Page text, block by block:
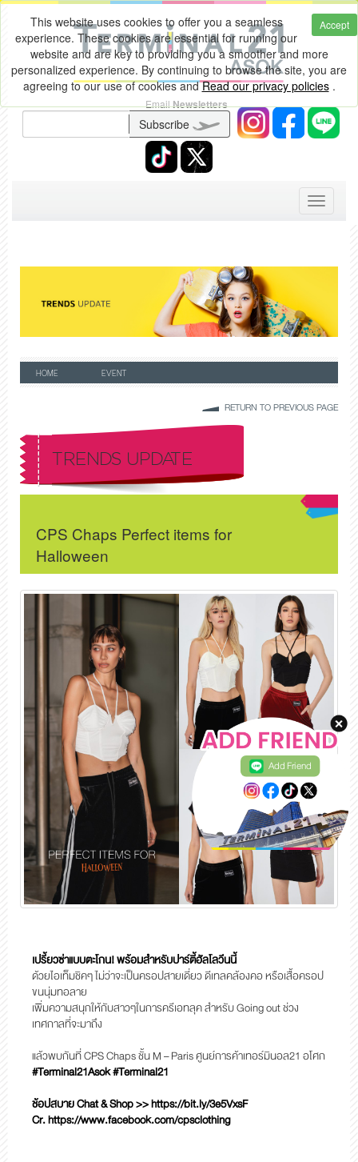
Accept
This website uses cookies to offer you a seamless
experience. These cookies are essential for running our
website and are key to providing you a smoother and more
personalized experience. By continuing to browse the site, you are
agreeing to our use of cookies andRead our privacy policies.
EmailNewsletters
Subscribe
Toggle
HOME EVENT
RETURN TO PREVIOUS PAGE
TRENDS UPDATE
CPS Chaps Perfect items for
Halloween
เปรี้ยวซ่าแบบตะโกน! พร้อมสำหรับปาร์ตี้ฮัลโลวีนนี้
ด้วยไอเท็มชิคๆ ไม่ว่าจะเป็นครอปสายเดี่ยว ดีเทลคล้องคอ หรือเสื้อครอป
ขนนุ่มทอลาย
เพิ่มความสนุกให้กับสาวๆในการครีเอทลุค สำหรับ Going out ช่วง
เทศกาลที่จะมาถึง
แล้วพบกันที่ CPS Chaps ชั้น M – Paris ศูนย์การค้าเทอร์มินอล21 อโศก
#Terminal21Asok #Terminal21
ช้อปสบาย Chat & Shop >>https://bit.ly/3e5VxsF
Cr.https://www.facebook.com/cpsclothing
Add Friend